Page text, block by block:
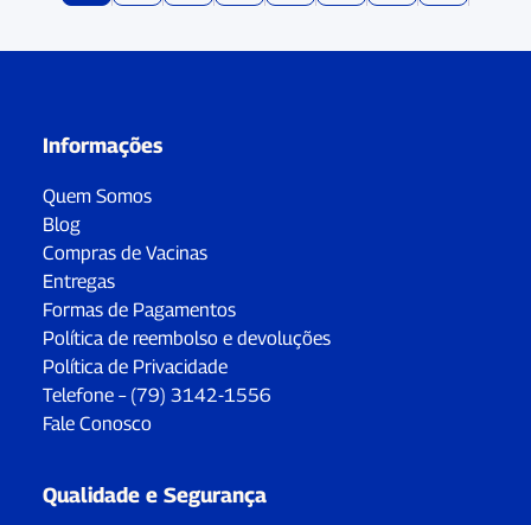
Informações
Quem Somos
Blog
Compras de Vacinas
Entregas
Formas de Pagamentos
Política de reembolso e devoluções
Política de Privacidade
Telefone – (79) 3142-1556
Fale Conosco
Qualidade e Segurança